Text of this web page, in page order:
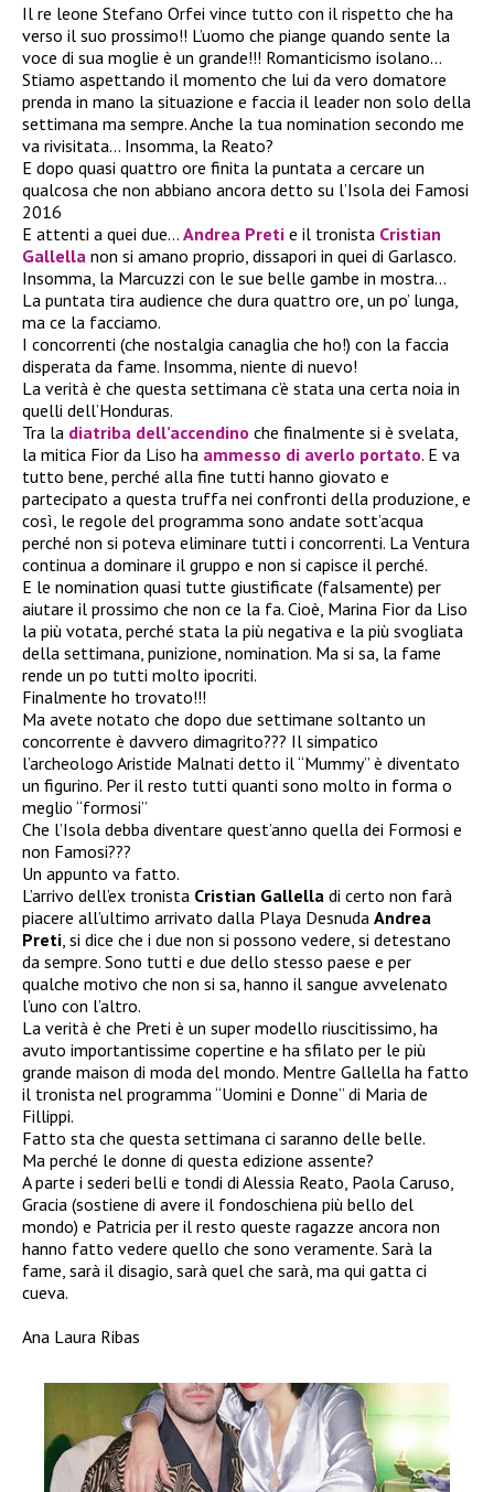
Il re leone Stefano Orfei vince tutto con il rispetto che ha
verso il suo prossimo!! L’uomo che piange quando sente la
voce di sua moglie è un grande!!! Romanticismo isolano…
Stiamo aspettando il momento che lui da vero domatore
prenda in mano la situazione e faccia il leader non solo della
settimana ma sempre. Anche la tua nomination secondo me
va rivisitata… Insomma, la Reato?
E dopo quasi quattro ore finita la puntata a cercare un
qualcosa che non abbiano ancora detto su l’Isola dei Famosi
2016
E attenti a quei due… Andrea Preti e il tronista Cristian
Gallella non si amano proprio, dissapori in quei di Garlasco.
Insomma, la Marcuzzi con le sue belle gambe in mostra…
La puntata tira audience che dura quattro ore, un po’ lunga,
ma ce la facciamo.
I concorrenti (che nostalgia canaglia che ho!) con la faccia
disperata da fame. Insomma, niente di nuevo!
La verità è che questa settimana c’è stata una certa noia in
quelli dell’Honduras.
Tra la diatriba dell’accendino che finalmente si è svelata,
la mitica Fior da Liso ha ammesso di averlo portato. E va
tutto bene, perché alla fine tutti hanno giovato e
partecipato a questa truffa nei confronti della produzione, e
così, le regole del programma sono andate sott’acqua
perché non si poteva eliminare tutti i concorrenti. La Ventura
continua a dominare il gruppo e non si capisce il perché.
E le nomination quasi tutte giustificate (falsamente) per
aiutare il prossimo che non ce la fa. Cioè, Marina Fior da Liso
la più votata, perché stata la più negativa e la più svogliata
della settimana, punizione, nomination. Ma si sa, la fame
rende un po tutti molto ipocriti.
Finalmente ho trovato!!!
Ma avete notato che dopo due settimane soltanto un
concorrente è davvero dimagrito??? Il simpatico
l’archeologo Aristide Malnati detto il “Mummy” è diventato
un figurino. Per il resto tutti quanti sono molto in forma o
meglio “formosi”
Che l’Isola debba diventare quest’anno quella dei Formosi e
non Famosi???
Un appunto va fatto.
L’arrivo dell’ex tronista Cristian Gallella di certo non farà
piacere all’ultimo arrivato dalla Playa Desnuda Andrea
Preti , si dice che i due non si possono vedere, si detestano
da sempre. Sono tutti e due dello stesso paese e per
qualche motivo che non si sa, hanno il sangue avvelenato
l’uno con l’altro.
La verità è che Preti è un super modello riuscitissimo, ha
avuto importantissime copertine e ha sfilato per le più
grande maison di moda del mondo. Mentre Gallella ha fatto
il tronista nel programma “Uomini e Donne” di Maria de
Fillippi.
Fatto sta che questa settimana ci saranno delle belle.
Ma perché le donne di questa edizione assente?
A parte i sederi belli e tondi di Alessia Reato, Paola Caruso,
Gracia (sostiene di avere il fondoschiena più bello del
mondo) e Patricia per il resto queste ragazze ancora non
hanno fatto vedere quello che sono veramente. Sarà la
fame, sarà il disagio, sarà quel che sarà, ma qui gatta ci
cueva.
Ana Laura Ribas